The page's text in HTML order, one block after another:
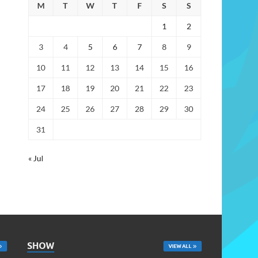
M
T W T F S S
1 2
3 4 5 6 7 8 9
10 11 12 13 14 15 16
17 18 19 20 21 22 23
24 25 26 27 28 29 30
31
« Jul
SHOW VIEW ALL